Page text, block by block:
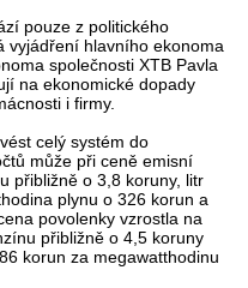
pouze z politického
vyjádření hlavního ekonoma
společnosti XTB Pavla
na ekonomické dopady
i firmy.
celý systém do
může při ceně emisní
přibližně o 3,8 koruny, litr
plynu o 326 korun a
povolenky vzrostla na
přibližně o 4,5 koruny
korun za megawatthodinu